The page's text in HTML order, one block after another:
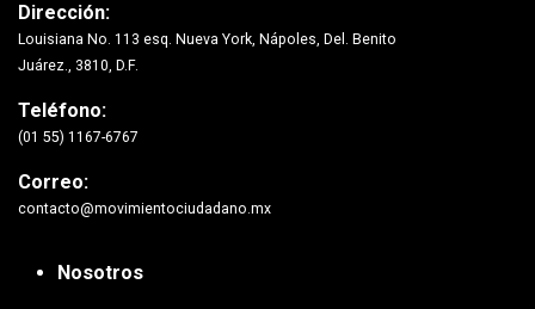
Dirección:
Louisiana No. 113 esq. Nueva York, Nápoles, Del. Benito
Juárez., 3810, D.F.
Teléfono:
(01 55) 1167-6767
Correo:
contacto@movimientociudadano.mx
Nosotros